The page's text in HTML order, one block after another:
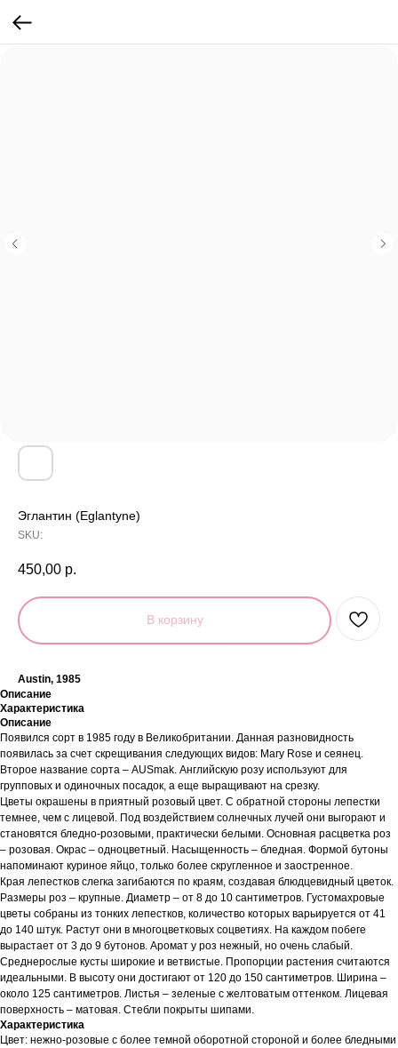
Эглантин (Eglantyne)
SKU:
450,00 р.
В корзину
Austin, 1985
Описание
Характеристика
Описание
Появился сорт в 1985 году в Великобритании. Данная разновидность
появилась за счет скрещивания следующих видов: Mary Rose и сеянец.
Второе название сорта – AUSmak. Английскую розу используют для
групповых и одиночных посадок, а еще выращивают на срезку.
Цветы окрашены в приятный розовый цвет. С обратной стороны лепестки
темнее, чем с лицевой. Под воздействием солнечных лучей они выгорают и
становятся бледно-розовыми, практически белыми. Основная расцветка роз
– розовая. Окрас – одноцветный. Насыщенность – бледная. Формой бутоны
напоминают куриное яйцо, только более скругленное и заостренное.
Края лепестков слегка загибаются по краям, создавая блюдцевидный цветок.
Размеры роз – крупные. Диаметр – от 8 до 10 сантиметров. Густомахровые
цветы собраны из тонких лепестков, количество которых варьируется от 41
до 140 штук. Растут они в многоцветковых соцветиях. На каждом побеге
вырастает от 3 до 9 бутонов. Аромат у роз нежный, но очень слабый.
Среднерослые кусты широкие и ветвистые. Пропорции растения считаются
идеальными. В высоту они достигают от 120 до 150 сантиметров. Ширина –
около 125 сантиметров. Листья – зеленые с желтоватым оттенком. Лицевая
поверхность – матовая. Стебли покрыты шипами.
Характеристика
Цвет: нежно-розовые с более темной оборотной стороной и более бледными